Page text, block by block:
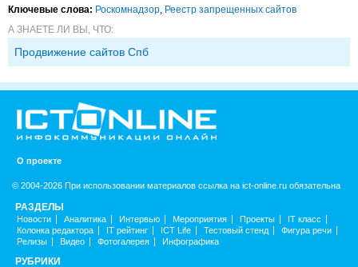
Ключевые слова: Роскомнадзор Реестр запрещенных сайтов
А ЗНАЕТЕ ЛИ ВЫ, ЧТО:
Продвижение сайтов Спб
О проекте
© 2004-2026 При использовании материалов ссылка на ict-online.ru обязательна
РАЗДЕЛЫ
Новости Аналитика Интервью Мероприятия Проекты
IT класс
Колонка редактора
IT рейтинг ICT Life Тестовый стенд
Фигура речи
Релизы
Видео Фотогалерея Инфографика
РУБРИКИ